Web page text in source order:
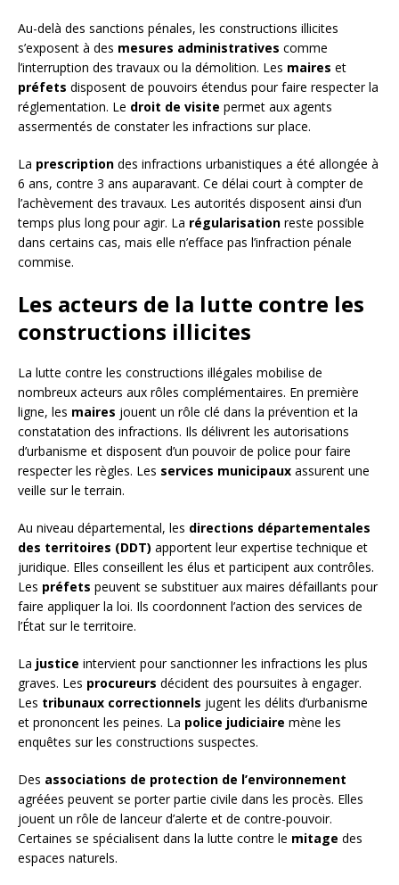
Au-delà des sanctions pénales, les constructions illicites
s’exposent à des mesures administratives comme
l’interruption des travaux ou la démolition. Les maires et
préfets disposent de pouvoirs étendus pour faire respecter la
réglementation. Le droit de visite permet aux agents
assermentés de constater les infractions sur place.
La prescription des infractions urbanistiques a été allongée à
6 ans, contre 3 ans auparavant. Ce délai court à compter de
l’achèvement des travaux. Les autorités disposent ainsi d’un
temps plus long pour agir. La régularisation reste possible
dans certains cas, mais elle n’efface pas l’infraction pénale
commise.
Les acteurs de la lutte contre les
constructions illicites
La lutte contre les constructions illégales mobilise de
nombreux acteurs aux rôles complémentaires. En première
ligne, les maires jouent un rôle clé dans la prévention et la
constatation des infractions. Ils délivrent les autorisations
d’urbanisme et disposent d’un pouvoir de police pour faire
respecter les règles. Les services municipaux assurent une
veille sur le terrain.
Au niveau départemental, les directions départementales
des territoires (DDT) apportent leur expertise technique et
juridique. Elles conseillent les élus et participent aux contrôles.
Les préfets peuvent se substituer aux maires défaillants pour
faire appliquer la loi. Ils coordonnent l’action des services de
l’État sur le territoire.
La justice intervient pour sanctionner les infractions les plus
graves. Les procureurs décident des poursuites à engager.
Les tribunaux correctionnels jugent les délits d’urbanisme
et prononcent les peines. La police judiciaire mène les
enquêtes sur les constructions suspectes.
Des associations de protection de l’environnement
agréées peuvent se porter partie civile dans les procès. Elles
jouent un rôle de lanceur d’alerte et de contre-pouvoir.
Certaines se spécialisent dans la lutte contre le mitage des
espaces naturels.